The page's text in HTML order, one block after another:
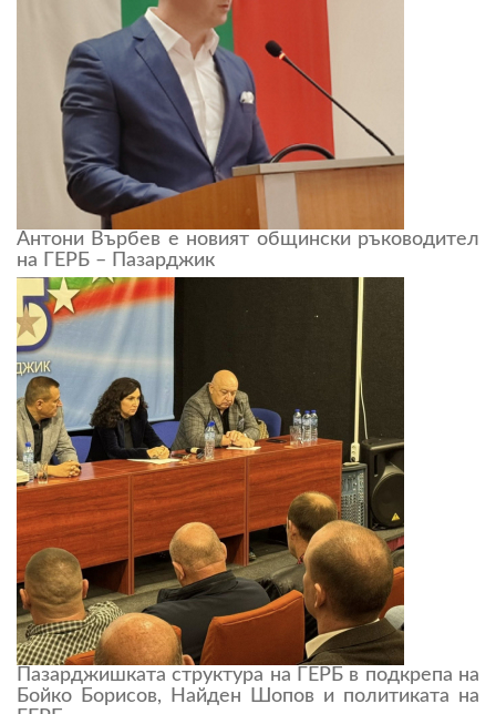
Антони Върбев е новият общински ръководител
на ГЕРБ – Пазарджик
Пазарджишката структура на ГЕРБ в подкрепа на
Бойко Борисов, Найден Шопов и политиката на